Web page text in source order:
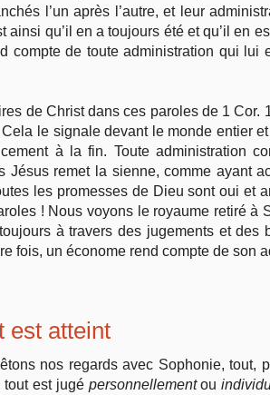
l’un après l’autre, et leur
ainsi qu’il en a toujours été et qu’il en
compte de toute administration qui lui
de Christ dans ces paroles de 1 Cor.
le signale devant le monde entier
à la fin. Toute administration
Jésus remet la sienne, comme ayant
les promesses de Dieu sont oui et
! Nous voyons le royaume retiré à
à travers des jugements et des
fois, un économe rend compte de son
est atteint
nos regards avec Sophonie, tout,
tout est jugé personnellementou